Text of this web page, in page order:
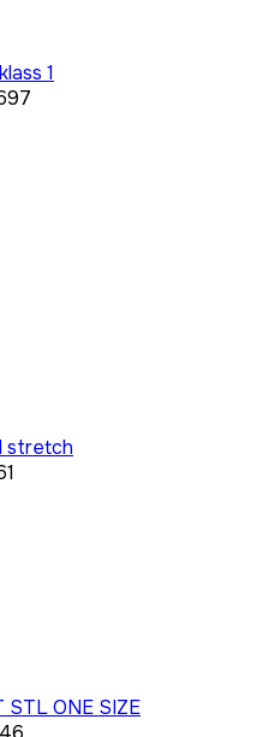
1
stretch
STL ONE SIZE